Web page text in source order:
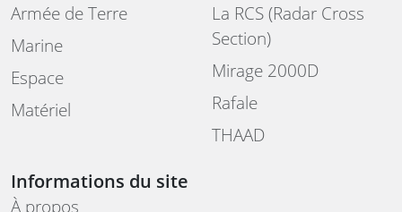
Armée de Terre
Marine
Espace
Matériel
La RCS (Radar Cross
Section)
Mirage 2000D
Rafale
THAAD
Informations du site
À propos